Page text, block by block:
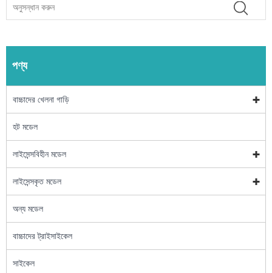
পণ্য
বাচ্চাদের খেলনা গাড়ি
হট মডেল
লাইসেন্সবিহীন মডেল
লাইসেন্সকৃত মডেল
অন্য মডেল
বাচ্চাদের ট্রাইসাইকেল
সাইকেল